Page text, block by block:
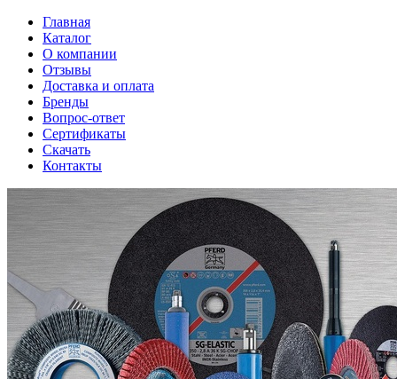
Главная
Каталог
О компании
Отзывы
Доставка и оплата
Бренды
Вопрос-ответ
Сертификаты
Скачать
Контакты